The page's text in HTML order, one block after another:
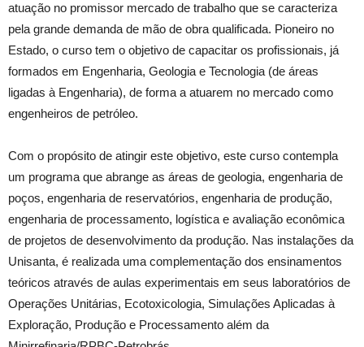
atuação no promissor mercado de trabalho que se caracteriza
pela grande demanda de mão de obra qualificada. Pioneiro no
Estado, o curso tem o objetivo de capacitar os profissionais, já
formados em Engenharia, Geologia e Tecnologia (de áreas
ligadas à Engenharia), de forma a atuarem no mercado como
engenheiros de petróleo.
Com o propósito de atingir este objetivo, este curso contempla
um programa que abrange as áreas de geologia, engenharia de
poços, engenharia de reservatórios, engenharia de produção,
engenharia de processamento, logística e avaliação econômica
de projetos de desenvolvimento da produção. Nas instalações da
Unisanta, é realizada uma complementação dos ensinamentos
teóricos através de aulas experimentais em seus laboratórios de
Operações Unitárias, Ecotoxicologia, Simulações Aplicadas à
Exploração, Produção e Processamento além da